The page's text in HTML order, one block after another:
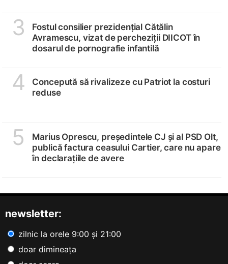
3
Fostul consilier prezidențial Cătălin
Avramescu, vizat de percheziții DIICOT în
dosarul de pornografie infantilă
4
Concepută să rivalizeze cu Patriot la costuri
reduse
5
Marius Oprescu, președintele CJ și al PSD Olt,
publică factura ceasului Cartier, care nu apare
în declarațiile de avere
newsletter:
zilnic la orele 9:00 și 21:00
doar dimineața